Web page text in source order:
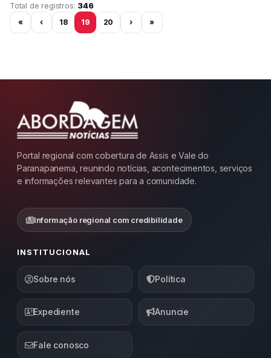
Total de registros: 346
Página 19 de 29
« ‹ 18 19 20 › »
Portal regional com cobertura de Assis e Vale do
Paranapanema, reunindo notícias, acontecimentos, serviços
e informações relevantes para a comunidade.
Informação regional com credibilidade
INSTITUCIONAL
Sobre nós Política
Expediente Anuncie
Fale conosco